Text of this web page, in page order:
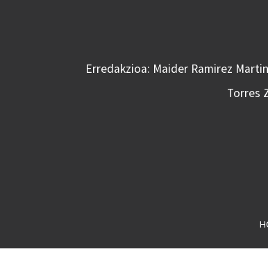
Erredakzioa: Maider Ramirez
Torres